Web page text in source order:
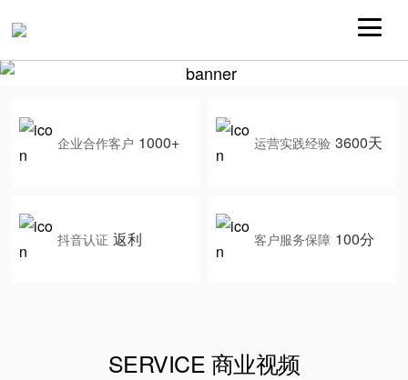
企业合作客户 1000+ 运营实践经验 3600天
抖音认证 返利 客户服务保障 100分
SERVICE 商业视频